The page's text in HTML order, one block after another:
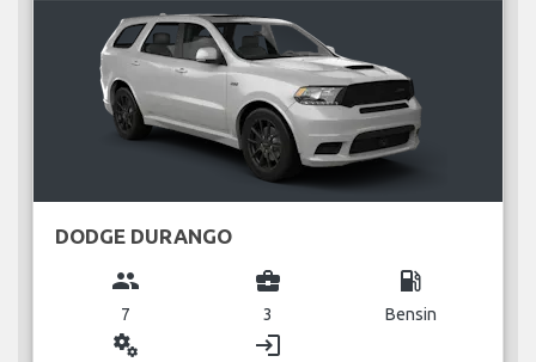
DODGE DURANGO
group
7
business_center
3
local_gas_station
Bensin
miscellaneous_services login